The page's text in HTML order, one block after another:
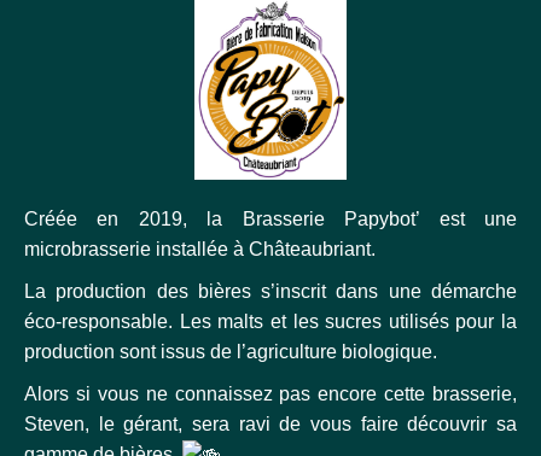
Créée en 2019, la Brasserie Papybot’ est une
microbrasserie installée à Châteaubriant.
La production des bières s’inscrit dans une démarche
éco-responsable. Les malts et les sucres utilisés pour la
production sont issus de l’agriculture biologique.
Alors si vous ne connaissez pas encore cette brasserie,
Steven, le gérant, sera ravi de vous faire découvrir sa